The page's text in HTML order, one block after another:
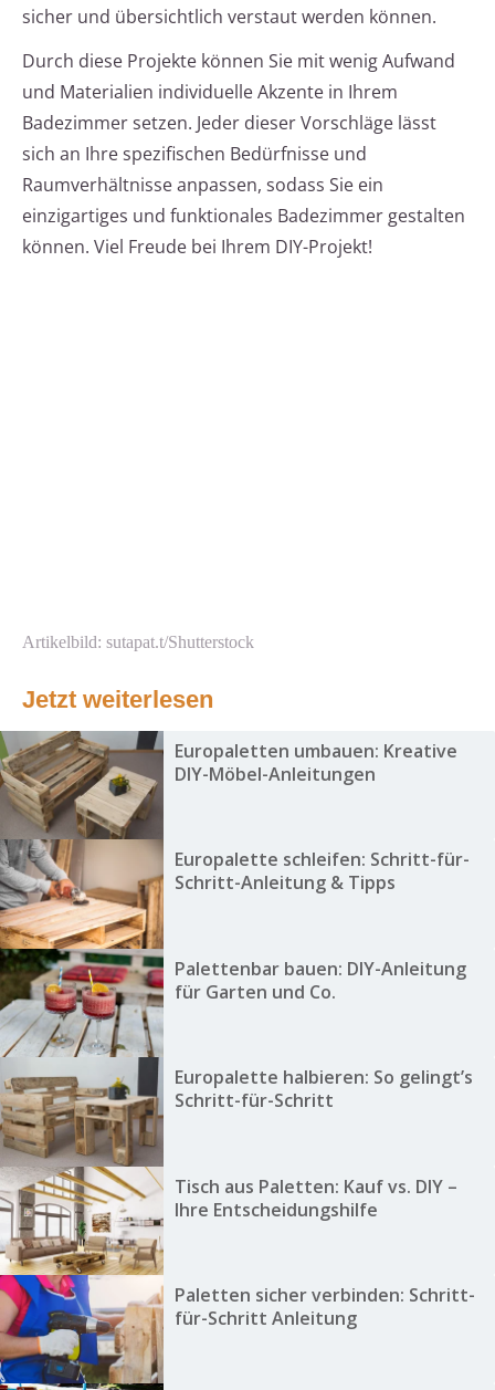
sicher und übersichtlich verstaut werden können.
Durch diese Projekte können Sie mit wenig Aufwand
und Materialien individuelle Akzente in Ihrem
Badezimmer setzen. Jeder dieser Vorschläge lässt
sich an Ihre spezifischen Bedürfnisse und
Raumverhältnisse anpassen, sodass Sie ein
einzigartiges und funktionales Badezimmer gestalten
können. Viel Freude bei Ihrem DIY-Projekt!
Artikelbild: sutapat.t/Shutterstock
Jetzt weiterlesen
Europaletten umbauen: Kreative
DIY-Möbel-Anleitungen
Europalette schleifen: Schritt-für-
Schritt-Anleitung & Tipps
Palettenbar bauen: DIY-Anleitung
für Garten und Co.
Europalette halbieren: So gelingt’s
Schritt-für-Schritt
Tisch aus Paletten: Kauf vs. DIY –
Ihre Entscheidungshilfe
Paletten sicher verbinden: Schritt-
für-Schritt Anleitung